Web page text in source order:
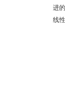
进
线